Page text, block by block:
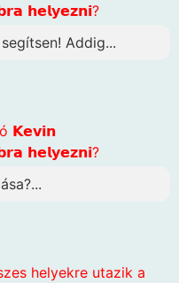
𝗵𝗲𝗹𝘆𝗲𝘇𝗻𝗶?
Addig...
𝗞𝗲𝘃𝗶𝗻
𝗵𝗲𝗹𝘆𝗲𝘇𝗻𝗶?
helyekre utazik a